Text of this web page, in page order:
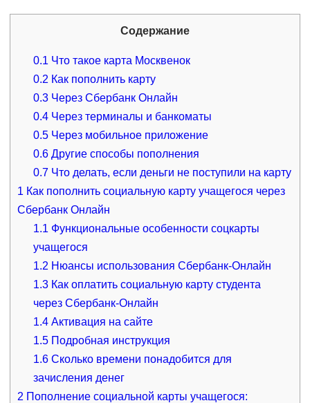
Содержание
0.1 Что такое карта Москвенок
0.2 Как пополнить карту
0.3 Через Сбербанк Онлайн
0.4 Через терминалы и банкоматы
0.5 Через мобильное приложение
0.6 Другие способы пополнения
0.7 Что делать, если деньги не поступили на карту
1 Как пополнить социальную карту учащегося через
Сбербанк Онлайн
1.1 Функциональные особенности соцкарты
учащегося
1.2 Нюансы использования Сбербанк-Онлайн
1.3 Как оплатить социальную карту студента
через Сбербанк-Онлайн
1.4 Активация на сайте
1.5 Подробная инструкция
1.6 Сколько времени понадобится для
зачисления денег
2 Пополнение социальной карты учащегося: